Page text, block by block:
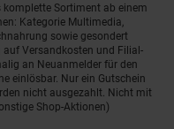
Sortiment ab einem
Kategorie Multimedia,
sowie gesondert
auf Versandkosten und Filial-
an Neuanmelder für den
einlösbar. Nur ein Gutschein
nicht ausgezahlt. Nicht mit
Shop-Aktionen)